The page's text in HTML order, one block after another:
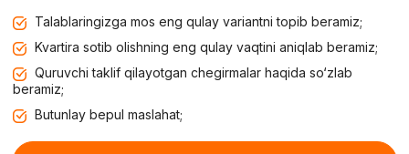
Talablaringizga mos eng qulay variantni topib beramiz;
Kvartira sotib olishning eng qulay vaqtini aniqlab beramiz;
Quruvchi taklif qilayotgan chegirmalar haqida so‘zlab
beramiz;
Butunlay bepul maslahat;